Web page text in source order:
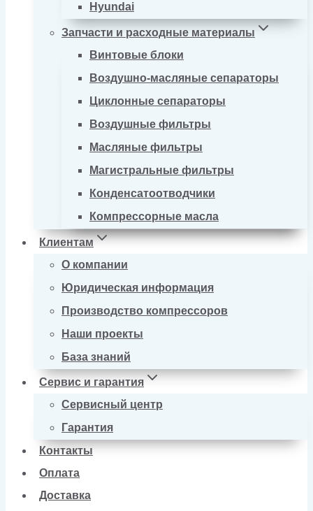
Hyundai
Запчасти и расходные материалы
Винтовые блоки
Воздушно-масляные сепараторы
Циклонные сепараторы
Воздушные фильтры
Масляные фильтры
Магистральные фильтры
Конденсатоотводчики
Компрессорные масла
Клиентам
О компании
Юридическая информация
Производство компрессоров
Наши проекты
База знаний
Сервис и гарантия
Сервисный центр
Гарантия
Контакты
Оплата
Доставка